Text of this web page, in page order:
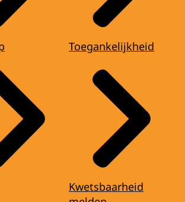
Toegankelijkheid
Kwetsbaarheid